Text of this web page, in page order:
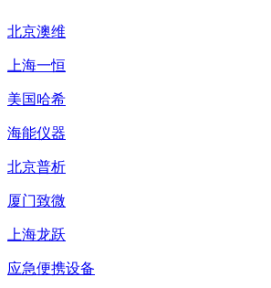
北京澳维
上海一恒
美国哈希
海能仪器
北京普析
厦门致微
上海龙跃
应急便携设备